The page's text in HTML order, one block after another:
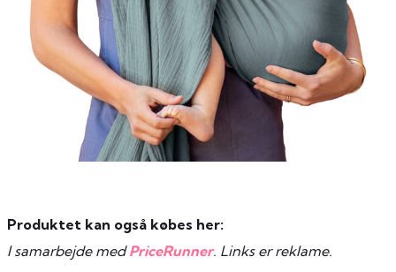
Produktet kan også købes her:
I samarbejde medPriceRunner. Links er reklame.